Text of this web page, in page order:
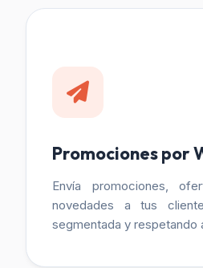
Promociones por
Envía promociones,
novedades a tus
segmentada y respetando